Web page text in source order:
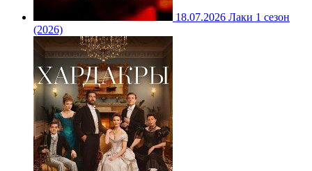
18.07.2026 Лаки 1 сезон
(2026)